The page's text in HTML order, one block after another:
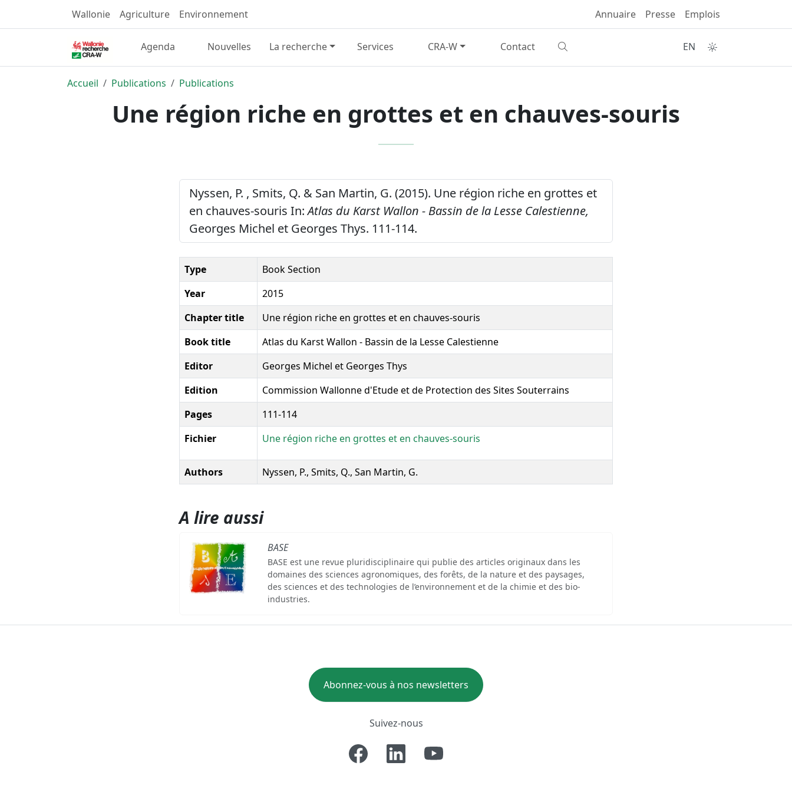
Wallonie Agriculture Environnement Annuaire Presse Emplois
Agenda Nouvelles La recherche Services CRA-W Contact EN
Accueil Publications Publications
Une région riche en grottes et en chauves-souris
Nyssen, P. , Smits, Q. & San Martin, G. (2015). Une région riche en grottes et
en chauves-souris In:Atlas du Karst Wallon - Bassin de la Lesse Calestienne,
Georges Michel et Georges Thys. 111-114.
Type
Book Section
Year
2015
Chapter title
Une région riche en grottes et en chauves-souris
Book title
Atlas du Karst Wallon - Bassin de la Lesse Calestienne
Editor
Georges Michel et Georges Thys
Edition
Commission Wallonne d'Etude et de Protection des Sites Souterrains
Pages
111-114
Fichier
Une région riche en grottes et en chauves-souris
Authors Nyssen, P., Smits, Q., San Martin, G.
A lire aussi
BASE
BASE est une revue pluridisciplinaire qui publie des articles originaux dans les
domaines des sciences agronomiques, des forêts, de la nature et des paysages,
des sciences et des technologies de l’environnement et de la chimie et des bio-
industries.
Abonnez-vous à nos newsletters
Suivez-nous